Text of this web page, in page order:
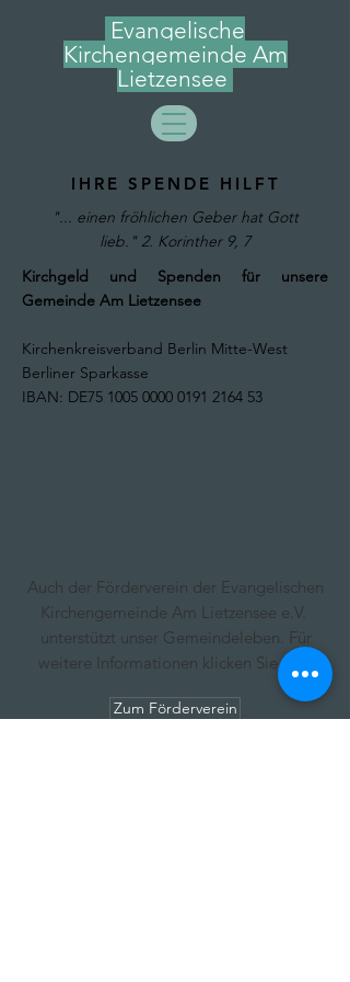
Evangelische
Kirchengemeinde Am
Lietzensee
IHRE SPENDE HILFT
"... einen fröhlichen Geber hat Gott
lieb." 2. Korinther 9, 7
Kirchgeld und Spenden für unsere
Gemeinde Am Lietzensee
Kirchenkreisverband Berlin Mitte-West
Berliner Sparkasse
IBAN: DE75 1005 0000 0191 2164 53
Auch der Förderverein der Evangelischen
Kirchengemeinde Am Lietzensee e.V.
unterstützt unser Gemeindeleben. Für
weitere Informationen klicken Sie hier.
Zum Förderverein